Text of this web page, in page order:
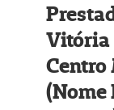
Vitória